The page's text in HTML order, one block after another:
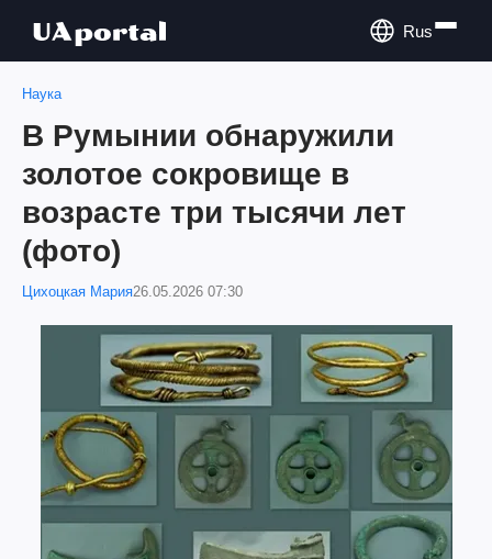
Rus
Наука
В Румынии обнаружили
золотое сокровище в
возрасте три тысячи лет
(фото)
Цихоцкая Мария26.05.2026 07:30